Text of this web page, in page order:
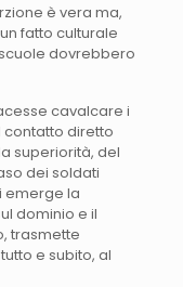
è vera ma,
fatto culturale
dovrebbero
cavalcare i
contatto diretto
superiorità, del
dei soldati
emerge la
dominio e il
trasmette
e subito, al